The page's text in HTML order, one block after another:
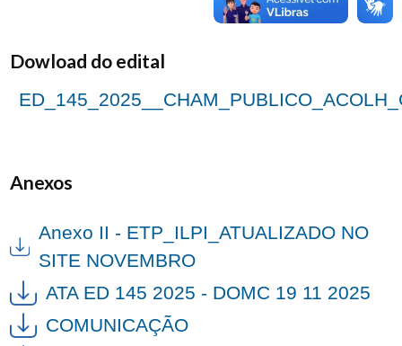
Dowload do edital
Anexos
Anexo II - ETP_ILPI_ATUALIZADO NO
SITE NOVEMBRO
ATA ED 145 2025 - DOMC 19 11 2025
COMUNICAÇÃO